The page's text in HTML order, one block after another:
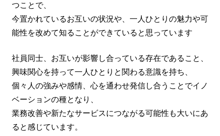
つことで、
今置かれているお互いの状況や、一人ひとりの魅力や可
能性を改めて知ることができていると思っています
社員同士、お互いが影響し合っている存在であること、
興味関心を持って一人ひとりと関わる意識を持ち、
個々人の強みや感情、心を通わせ発信し合うことでイノ
ベーションの種となり、
業務改善や新たなサービスにつながる可能性も大いにあ
ると感じています。